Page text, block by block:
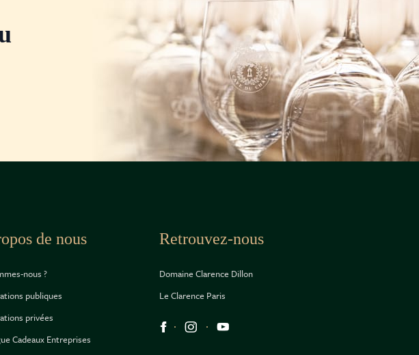
de nous
nous ?
publiques
privées
Cadeaux Entreprises
Retrouvez-nous
Domaine Clarence Dillon
Le Clarence Paris
Réseaux sociaux